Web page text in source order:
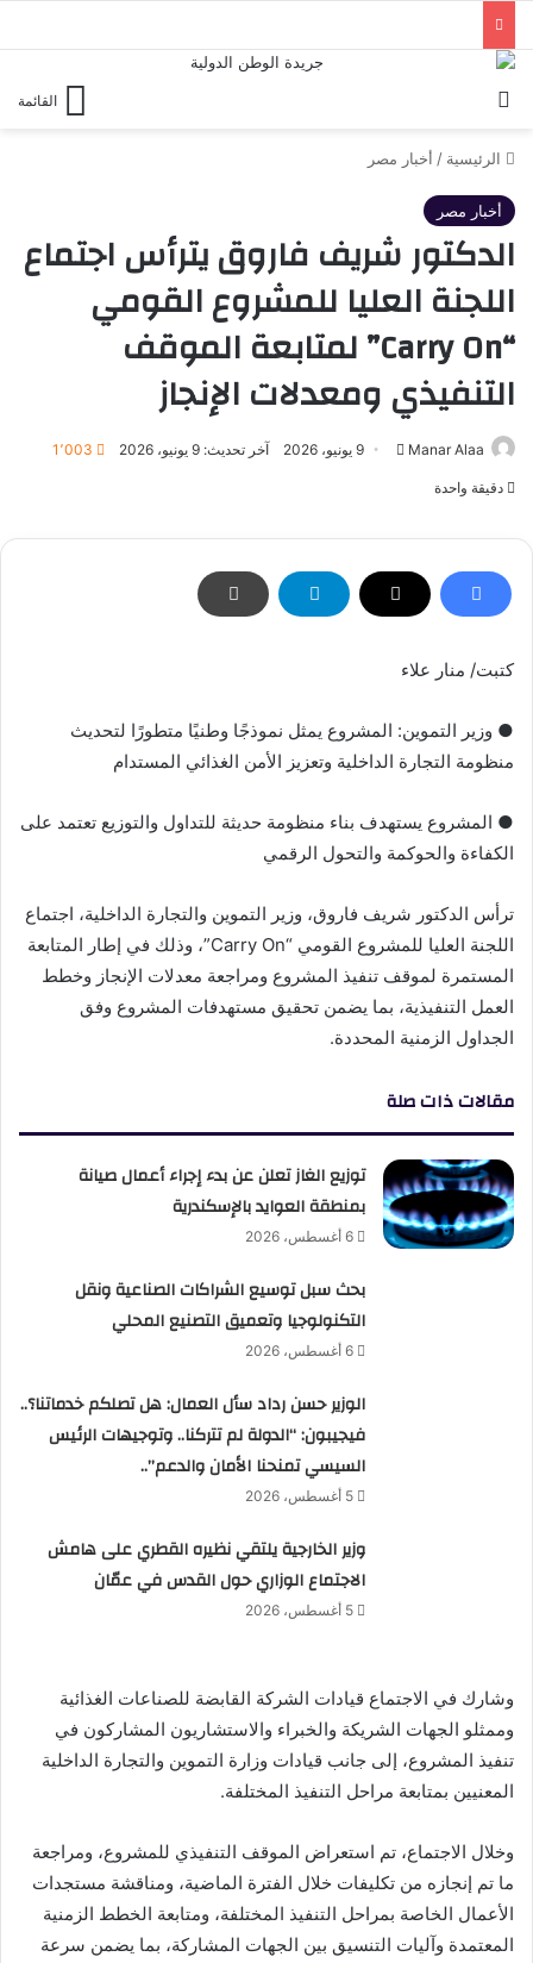
القائمة
الرئيسية / أخبار مصر
أخبار مصر
الدكتور شريف فاروق يترأس اجتماع
اللجنة العليا للمشروع القومي
“Carry On” لمتابعة الموقف
التنفيذي ومعدلات الإنجاز
Manar Alaa
أرسل 9 يونيو، 2026 آخر تحديث: 9 يونيو، 2026 1٬003
دقيقة واحدة
كتبت/ منار علاء
● وزير التموين: المشروع يمثل نموذجًا وطنيًا متطورًا لتحديث
منظومة التجارة الداخلية وتعزيز الأمن الغذائي المستدام
● المشروع يستهدف بناء منظومة حديثة للتداول والتوزيع تعتمد على
الكفاءة والحوكمة والتحول الرقمي
ترأس الدكتور شريف فاروق، وزير التموين والتجارة الداخلية، اجتماع
اللجنة العليا للمشروع القومي “Carry On”، وذلك في إطار المتابعة
المستمرة لموقف تنفيذ المشروع ومراجعة معدلات الإنجاز وخطط
العمل التنفيذية، بما يضمن تحقيق مستهدفات المشروع وفق
الجداول الزمنية المحددة.
مقالات ذات صلة
توزيع الغاز تعلن عن بدء إجراء أعمال صيانة
بمنطقة العوايد بالإسكندرية
6 أغسطس، 2026
بحث سبل توسيع الشراكات الصناعية ونقل
التكنولوجيا وتعميق التصنيع المحلي
6 أغسطس، 2026
الوزير حسن رداد سأل العمال: هل تصلكم خدماتنا؟..
فيجيبون: “الدولة لم تتركنا.. وتوجيهات الرئيس
السيسي تمنحنا الأمان والدعم”..
5 أغسطس، 2026
وزير الخارجية يلتقي نظيره القطري على هامش
الاجتماع الوزاري حول القدس في عمّان
5 أغسطس، 2026
وشارك في الاجتماع قيادات الشركة القابضة للصناعات الغذائية
وممثلو الجهات الشريكة والخبراء والاستشاريون المشاركون في
تنفيذ المشروع، إلى جانب قيادات وزارة التموين والتجارة الداخلية
المعنيين بمتابعة مراحل التنفيذ المختلفة.
وخلال الاجتماع، تم استعراض الموقف التنفيذي للمشروع، ومراجعة
ما تم إنجازه من تكليفات خلال الفترة الماضية، ومناقشة مستجدات
الأعمال الخاصة بمراحل التنفيذ المختلفة، ومتابعة الخطط الزمنية
المعتمدة وآليات التنسيق بين الجهات المشاركة، بما يضمن سرعة